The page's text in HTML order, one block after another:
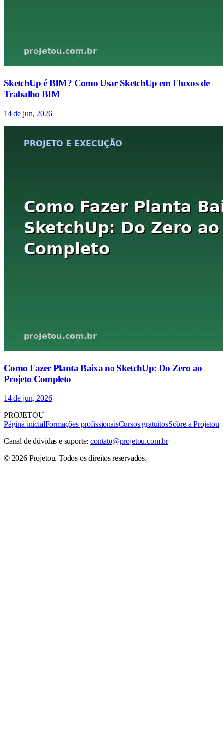
SketchUp é BIM? Como Usar SketchUp em Fluxos de
Trabalho BIM
14 de jun, 2026
Como Fazer Planta Baixa no SketchUp: Do Zero ao
Projeto Completo
14 de jun, 2026
PROJETOU
Página inicialFormações profissionaisCursos gratuitosSobre a Projetou
Canal de dúvidas e suporte: contato@projetou.com.br
© 2026 Projetou. Todos os direitos reservados.